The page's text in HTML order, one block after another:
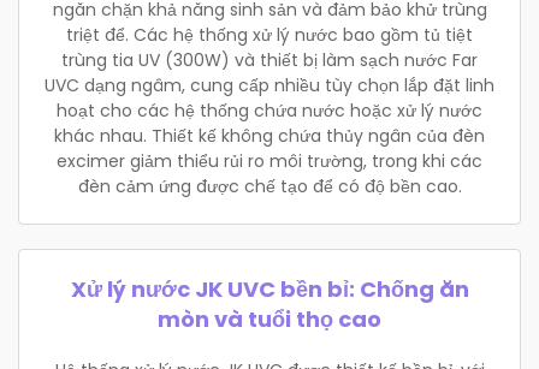
ngăn chặn khả năng sinh sản và đảm bảo khử trùng
triệt để. Các hệ thống xử lý nước bao gồm tủ tiệt
trùng tia UV (300W) và thiết bị làm sạch nước Far
UVC dạng ngâm, cung cấp nhiều tùy chọn lắp đặt linh
hoạt cho các hệ thống chứa nước hoặc xử lý nước
khác nhau. Thiết kế không chứa thủy ngân của đèn
excimer giảm thiểu rủi ro môi trường, trong khi các
đèn cảm ứng được chế tạo để có độ bền cao.
Xử lý nước JK UVC bền bỉ: Chống ăn
mòn và tuổi thọ cao